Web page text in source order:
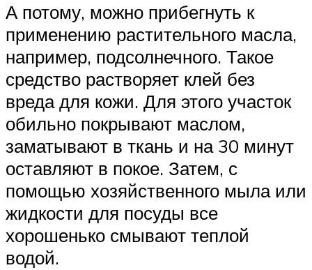
А потому, можно прибегнуть к
применению растительного масла,
например, подсолнечного. Такое
средство растворяет клей без
вреда для кожи. Для этого участок
обильно покрывают маслом,
заматывают в ткань и на 30 минут
оставляют в покое. Затем, с
помощью хозяйственного мыла или
жидкости для посуды все
хорошенько смывают теплой
водой.